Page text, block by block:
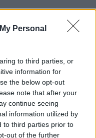
Personal
to third parties, or
information for
the below opt-out
note that after your
continue seeing
information utilized by
to third parties prior to
out of the further
dauerhaft
das PlayStation-
spielbar.